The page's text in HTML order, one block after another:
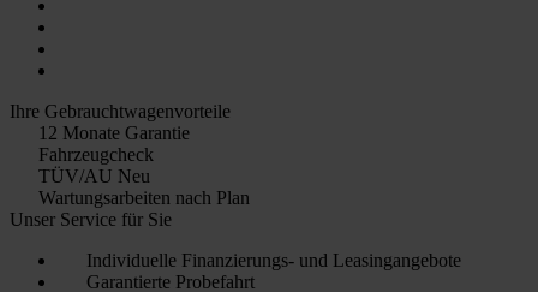
Ihre Gebrauchtwagenvorteile
12 Monate Garantie
Fahrzeugcheck
TÜV/AU Neu
Wartungsarbeiten nach Plan
Unser Service für Sie
Individuelle Finanzierungs- und Leasingangebote
Garantierte Probefahrt